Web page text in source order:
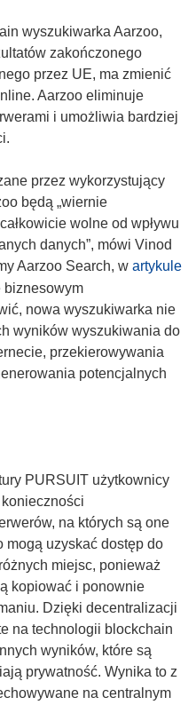
wyszukiwarka Aarzoo,
zakończonego
przez UE, ma zmienić
Aarzoo eliminuje
i umożliwia bardziej
przez wykorzystujący
będą „wiernie
wolne od wpływu
danych”, mówi Vinod
Aarzoo Search, w artykule(
biznesowym
nowa wyszukiwarka nie
wyników wyszukiwania do
przekierowywania
potencjalnych
PURSUIT użytkownicy
na których są one
mogą uzyskać dostęp do
miejsc, ponieważ
kopiować i ponownie
Dzięki decentralizacji
na technologii blockchain
wyników, które są
prywatność. Wynika to z
na centralnym